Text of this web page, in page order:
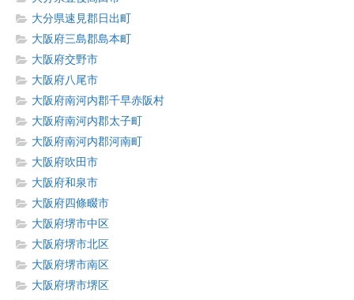
大分県速見郡日出町
大阪府三島郡島本町
大阪府交野市
大阪府八尾市
大阪府南河内郡千早赤阪村
大阪府南河内郡太子町
大阪府南河内郡河南町
大阪府吹田市
大阪府和泉市
大阪府四條畷市
大阪府堺市中区
大阪府堺市北区
大阪府堺市南区
大阪府堺市堺区